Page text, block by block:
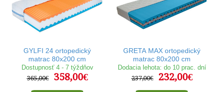
GYLFI 24 ortopedický
matrac 80x200 cm
Dostupnosť 4 - 7 týždňov
365,00€
358,00€
GRETA MAX ortopedický
matrac 80x200 cm
Dodacia lehota: do 10 prac. dní
237,00€
232,00€